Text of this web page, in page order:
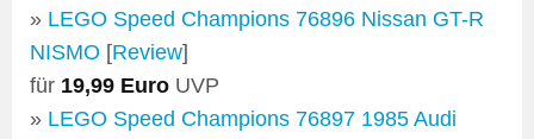
» LEGO Speed Champions 76896 Nissan GT-R
NISMO [Review]
für 19,99 Euro UVP
» LEGO Speed Champions 76897 1985 Audi